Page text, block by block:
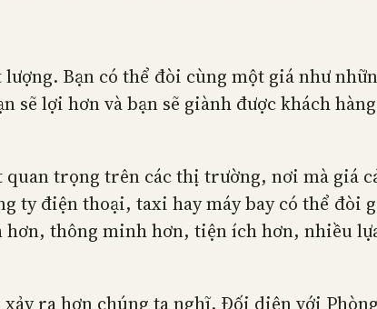
Bạn có thể đòi cùng một giá như
sẽ lợi hơn và bạn sẽ giành được khách
trọng trên các thị trường, nơi mà giá
ty điện thoại, taxi hay máy bay có thể đòi
thông minh hơn, tiện ích hơn, nhiều
ra hơn chúng ta nghĩ. Đối diện với